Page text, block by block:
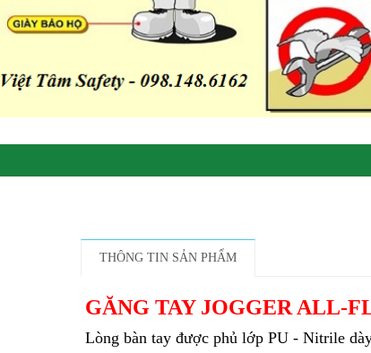
THÔNG TIN SẢN PHẨM
GĂNG TAY JOGGER ALL-
Lòng bàn tay được phủ lớp PU - Nitrile